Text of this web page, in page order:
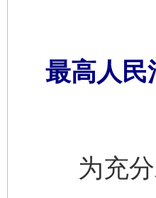
最高人民
为充分